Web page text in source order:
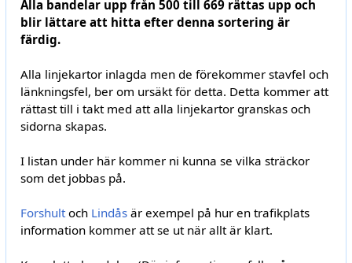
Alla bandelar upp från 500 till 669 rättas upp och
blir lättare att hitta efter denna sortering är
färdig.
Alla linjekartor inlagda men de förekommer stavfel och
länkningsfel, ber om ursäkt för detta. Detta kommer att
rättast till i takt med att alla linjekartor granskas och
sidorna skapas.
I listan under här kommer ni kunna se vilka sträckor
som det jobbas på.
Forshult och Lindås är exempel på hur en trafikplats
information kommer att se ut när allt är klart.